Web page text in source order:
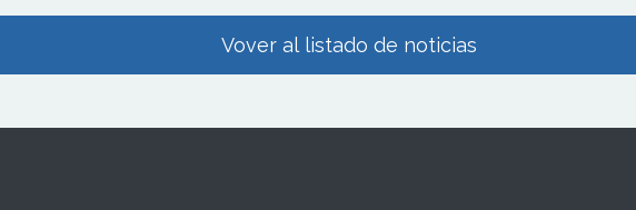
Vover al listado de noticias